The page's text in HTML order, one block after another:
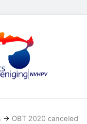
→ OBT 2020 canceled